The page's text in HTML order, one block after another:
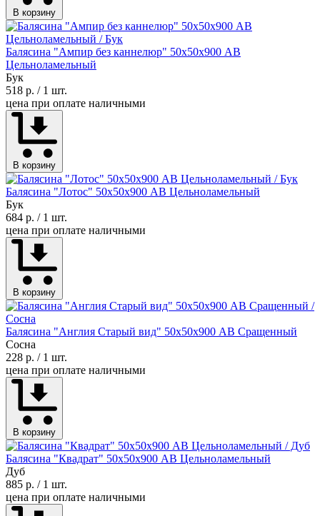
В корзину
Балясина "Ампир без каннелюр" 50х50х900 АВ
Цельноламельный
Бук
518 р. / 1 шт.
цена при оплате наличными
В корзину
Балясина "Лотос" 50х50х900 АВ Цельноламельный
Бук
684 р. / 1 шт.
цена при оплате наличными
В корзину
Балясина "Англия Старый вид" 50х50х900 АВ Сращенный
Сосна
228 р. / 1 шт.
цена при оплате наличными
В корзину
Балясина "Квадрат" 50х50х900 АВ Цельноламельный
Дуб
885 р. / 1 шт.
цена при оплате наличными